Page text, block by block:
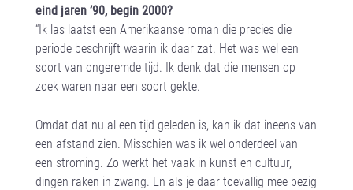
eind jaren ’90, begin 2000?
“Ik las laatst een Amerikaanse roman die precies die
periode beschrijft waarin ik daar zat. Het was wel een
soort van ongeremde tijd. Ik denk dat die mensen op
zoek waren naar een soort gekte.
Omdat dat nu al een tijd geleden is, kan ik dat ineens van
een afstand zien. Misschien was ik wel onderdeel van
een stroming. Zo werkt het vaak in kunst en cultuur,
dingen raken in zwang. En als je daar toevallig mee bezig